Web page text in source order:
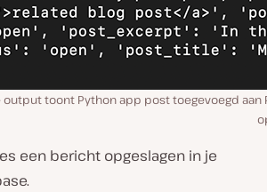
output toont Python app post toegevoegd aan
een bericht opgeslagen in je